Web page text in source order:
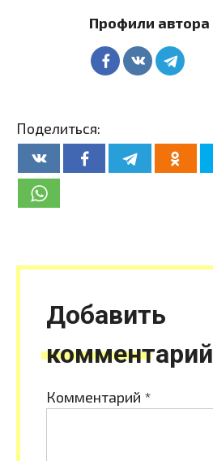
Профили автора
Поделиться:
Добавить
комментарий
Комментарий *